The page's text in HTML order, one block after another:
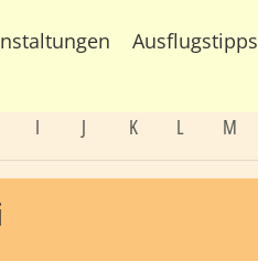
Ausflugstipps
I J K L M